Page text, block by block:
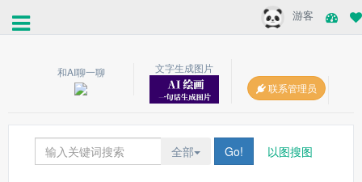
游客
和AI聊一聊
文字生成图片
联系管理员
全部 Go! 以图搜图